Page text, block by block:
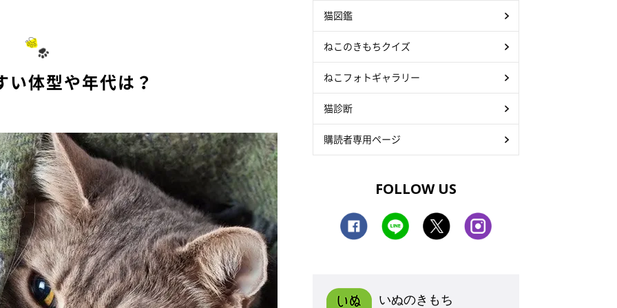
い体型や年代は？
猫図鑑
ねこのきもちクイズ
ねこフォトギャラリー
猫診断
購読者専用ページ
FOLLOW US
いぬのきもち